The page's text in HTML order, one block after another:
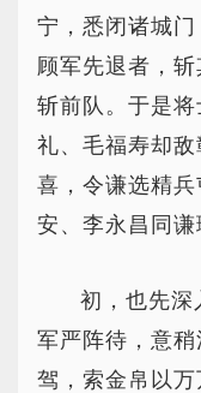
宁，悉闭诸城
顾军先退者，
斩前队。于是
礼、毛福寿却
喜，令谦选精
安、李永昌同谦
初，也先深
军严阵待，意
驾，索金帛以